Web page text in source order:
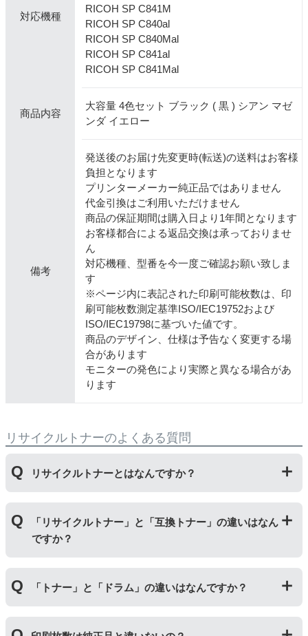
対応機種
RICOH SP C841M
RICOH SP C840al
RICOH SP C840Mal
RICOH SP C841al
RICOH SP C841Mal
商品内容
大容量 4色セット ブラック ( 黒 ) シアン マゼ
ンダ イエロー
備考
発送後のお届け先変更時(転送)の送料はお客様
負担となります
プリンターメーカー純正品ではありません
代金引換はご利用いただけません
商品の保証期間は購入日より1年間となります
お客様都合による返品交換は承っておりませ
ん
対応機種、型番を今一度ご確認お願い致しま
す
※ページ内に表記された印刷可能枚数は、印
刷可能枚数測定基準ISO/IEC19752および
ISO/IEC19798に基づいた値です。
商品のデザイン、仕様は予告なく変更する場
合があります
モニターの発色により実際と異なる場合があ
ります
リサイクルトナーのよくある質問
リサイクルトナーとはなんですか？
にて洗浄やトナー(粉)充填をしたうえで、再度販売して
いる商品です。
純正品に比べて、印刷代を節約することができます。
「リサイクルトナー」と「互換トナー」の違いはなん
ですか？
ッジを国内で1本づつ丁寧に製造しているため、比較的
不具合の起きにくい商品です。
「互換トナー」は純正品を模して製造された大量生産さ
「トナー」と「ドラム」の違いはなんですか？